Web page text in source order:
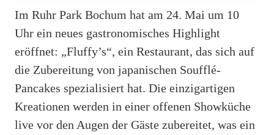
Im Ruhr Park Bochum hat am 24. Mai um 10
Uhr ein neues gastronomisches Highlight
eröffnet: „Fluffy’s“, ein Restaurant, das sich auf
die Zubereitung von japanischen Soufflé-
Pancakes spezialisiert hat. Die einzigartigen
Kreationen werden in einer offenen Showküche
live vor den Augen der Gäste zubereitet, was ein